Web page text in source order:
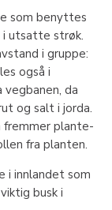
som benyttes
i utsatte strøk.
i gruppe:
også i
da
og salt i jorda.
fremmer plante-
fra planten.
i innlandet som
busk i